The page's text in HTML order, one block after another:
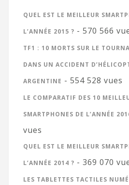
QUEL EST LE MEILLEUR
L’ANNÉE 2015 ? - 570 566
TF1 : 10 MORTS SUR LE
DANS UN ACCIDENT
ARGENTINE - 554 528 vues
LE COMPARATIF DES 10
SMARTPHONES DE L’ANNÉE
vues
QUEL EST LE MEILLEUR
L’ANNÉE 2014 ? - 369 070
LES TABLETTES TACTILES